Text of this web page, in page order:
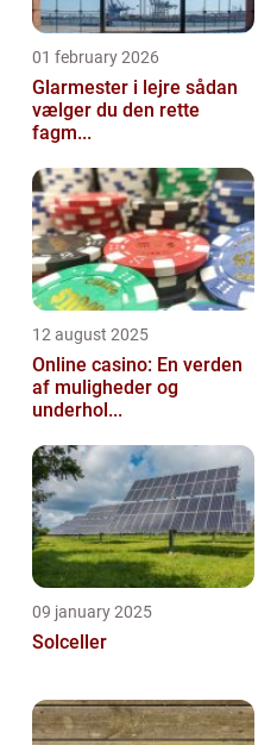
01 february 2026
Glarmester i lejre sådan
vælger du den rette
fagm...
12 august 2025
Online casino: En verden
af muligheder og
underhol...
09 january 2025
Solceller